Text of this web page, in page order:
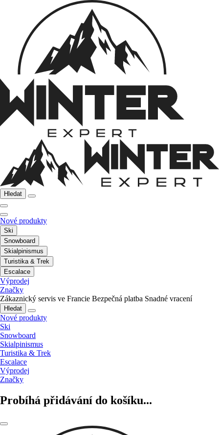
Hledat
Nové produkty
Ski
Snowboard
Skialpinismus
Turistika & Trek
Escalace
Výprodej
Značky
Zákaznický servis ve Francie Bezpečná platba Snadné vracení
Hledat
Nové produkty
Ski
Snowboard
Skialpinismus
Turistika & Trek
Escalace
Výprodej
Značky
Probíhá přidávání do košíku...